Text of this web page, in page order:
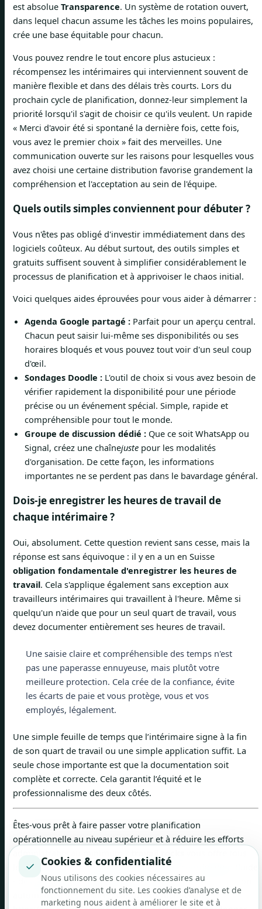
est absolue Transparence. Un système de rotation ouvert,
dans lequel chacun assume les tâches les moins populaires,
crée une base équitable pour chacun.
Vous pouvez rendre le tout encore plus astucieux :
récompensez les intérimaires qui interviennent souvent de
manière flexible et dans des délais très courts. Lors du
prochain cycle de planification, donnez-leur simplement la
priorité lorsqu'il s'agit de choisir ce qu'ils veulent. Un rapide
« Merci d'avoir été si spontané la dernière fois, cette fois,
vous avez le premier choix » fait des merveilles. Une
communication ouverte sur les raisons pour lesquelles vous
avez choisi une certaine distribution favorise grandement la
compréhension et l'acceptation au sein de l'équipe.
Quels outils simples conviennent pour débuter ?
Vous n'êtes pas obligé d'investir immédiatement dans des
logiciels coûteux. Au début surtout, des outils simples et
gratuits suffisent souvent à simplifier considérablement le
processus de planification et à apprivoiser le chaos initial.
Voici quelques aides éprouvées pour vous aider à démarrer :
Agenda Google partagé : Parfait pour un aperçu central.
Chacun peut saisir lui-même ses disponibilités ou ses
horaires bloqués et vous pouvez tout voir d'un seul coup
d'œil.
Sondages Doodle : L'outil de choix si vous avez besoin de
vérifier rapidement la disponibilité pour une période
précise ou un événement spécial. Simple, rapide et
compréhensible pour tout le monde.
Groupe de discussion dédié : Que ce soit WhatsApp ou
Signal, créez une chaînejuste pour les modalités
d'organisation. De cette façon, les informations
importantes ne se perdent pas dans le bavardage général.
Dois-je enregistrer les heures de travail de
chaque intérimaire ?
Oui, absolument. Cette question revient sans cesse, mais la
réponse est sans équivoque : il y en a un en Suisse
obligation fondamentale d'enregistrer les heures de
travail. Cela s'applique également sans exception aux
travailleurs intérimaires qui travaillent à l'heure. Même si
quelqu'un n'aide que pour un seul quart de travail, vous
devez documenter entièrement ses heures de travail.
Une saisie claire et compréhensible des temps n'est
pas une paperasse ennuyeuse, mais plutôt votre
meilleure protection. Cela crée de la confiance, évite
les écarts de paie et vous protège, vous et vos
employés, légalement.
Une simple feuille de temps que l’intérimaire signe à la fin
de son quart de travail ou une simple application suffit. La
seule chose importante est que la documentation soit
complète et correcte. Cela garantit l’équité et le
professionnalisme des deux côtés.
Êtes-vous prêt à faire passer votre planification
opérationnelle au niveau supérieur et à réduire les efforts
les outils dont vous avez besoin pour une coordination fluide
- des requêtes de disponibilité intelligentes à la préparation
automatisée des salaires. Découvrez maintenant
✓ Cookies & confidentialité
Nous utilisons des cookies nécessaires au
fonctionnement du site. Les cookies d’analyse et de
marketing nous aident à améliorer le site et à